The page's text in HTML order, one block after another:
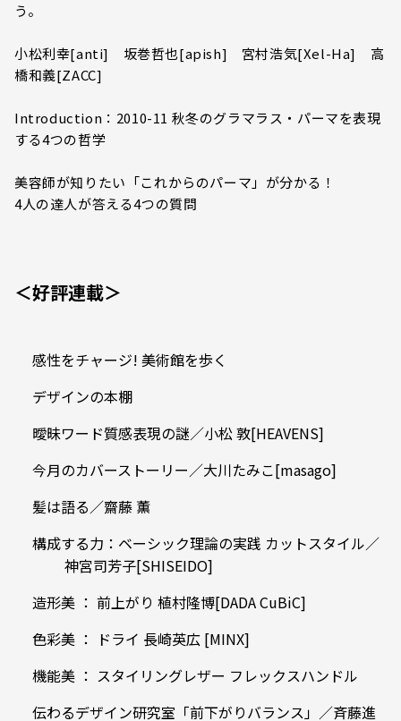
う。
小松利幸[anti] 坂巻哲也[apish] 宮村浩気[Xel-Ha] 高
橋和義[ZACC]
Introduction：2010-11 秋冬のグラマラス・パーマを表現
する4つの哲学
美容師が知りたい「これからのパーマ」が分かる！
4人の達人が答える4つの質問
＜好評連載＞
感性をチャージ! 美術館を歩く
デザインの本棚
曖昧ワード質感表現の謎／小松 敦[HEAVENS]
今月のカバーストーリー／大川たみこ[masago]
髪は語る／齋藤 薫
構成する力：ベーシック理論の実践 カットスタイル／
神宮司芳子[SHISEIDO]
造形美 ： 前上がり 植村隆博[DADA CuBiC]
色彩美 ： ドライ 長崎英広 [MINX]
機能美 ： スタイリングレザー フレックスハンドル
伝わるデザイン研究室「前下がりバランス」／斉藤進